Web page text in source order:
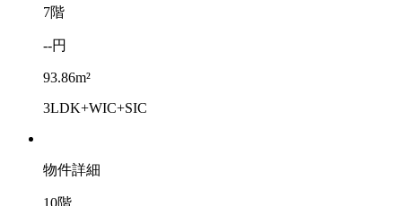
7階
--円
93.86m²
3LDK+WIC+SIC
物件詳細